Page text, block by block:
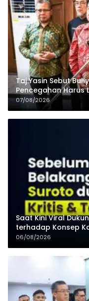
Taj Yasin Sebut
Pencegahan Harus
Pesantren
07/08/2026
Saat Kini Viral
terhadap Konsep
06/08/2026